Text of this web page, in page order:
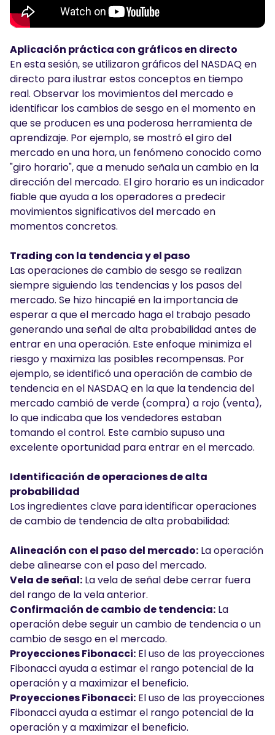
Aplicación práctica con gráficos en directo
En esta sesión, se utilizaron gráficos del NASDAQ en
directo para ilustrar estos conceptos en tiempo
real. Observar los movimientos del mercado e
identificar los cambios de sesgo en el momento en
que se producen es una poderosa herramienta de
aprendizaje. Por ejemplo, se mostró el giro del
mercado en una hora, un fenómeno conocido como
"giro horario", que a menudo señala un cambio en la
dirección del mercado. El giro horario es un indicador
fiable que ayuda a los operadores a predecir
movimientos significativos del mercado en
momentos concretos.
Trading con la tendencia y el paso
Las operaciones de cambio de sesgo se realizan
siempre siguiendo las tendencias y los pasos del
mercado. Se hizo hincapié en la importancia de
esperar a que el mercado haga el trabajo pesado
generando una señal de alta probabilidad antes de
entrar en una operación. Este enfoque minimiza el
riesgo y maximiza las posibles recompensas. Por
ejemplo, se identificó una operación de cambio de
tendencia en el NASDAQ en la que la tendencia del
mercado cambió de verde (compra) a rojo (venta),
lo que indicaba que los vendedores estaban
tomando el control. Este cambio supuso una
excelente oportunidad para entrar en el mercado.
Identificación de operaciones de alta
probabilidad
Los ingredientes clave para identificar operaciones
de cambio de tendencia de alta probabilidad:
Alineación con el paso del mercado: La operación
debe alinearse con el paso del mercado.
Vela de señal: La vela de señal debe cerrar fuera
del rango de la vela anterior.
Confirmación de cambio de tendencia: La
operación debe seguir un cambio de tendencia o un
cambio de sesgo en el mercado.
Proyecciones Fibonacci: El uso de las proyecciones
Fibonacci ayuda a estimar el rango potencial de la
operación y a maximizar el beneficio.
Proyecciones Fibonacci: El uso de las proyecciones
Fibonacci ayuda a estimar el rango potencial de la
operación y a maximizar el beneficio.